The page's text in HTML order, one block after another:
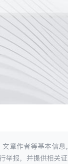
章作者等基本信
举报，并提供相关